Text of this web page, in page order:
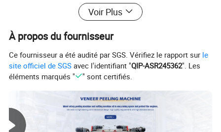
matériel d'installation 3) former le premier opérateur en ligne
Service après vente 1) 24 heures service en ligne 2) fournir la vidéo
assistance technique l'échange FAQ Q1:Vous pouvez
personnaliser les produits pour les clients ? A1 : Oui, nous pouvons
personnaliser et de produire des machines à bois, selon les besoins
du client ou de dessins. Q2:à propos de vos produits de qualité ?
A2:Nous pouvons vous fournir des échantillons de contrôle
qualité. Si vous l'ordre, nous garantissons la qualité est identique à
l'échantillon. En cas de problème de qualité, nous pouvons signer
des accords et de notre société va exécuter les fonctions.
Voir Plus
À propos du fournisseur
Ce fournisseur a été audité par SGS. Vérifiez le rapport sur le
site officiel de SGS avec l'identifiant "QIP-ASR245362". Les
éléments marqués "
" sont certifiés.